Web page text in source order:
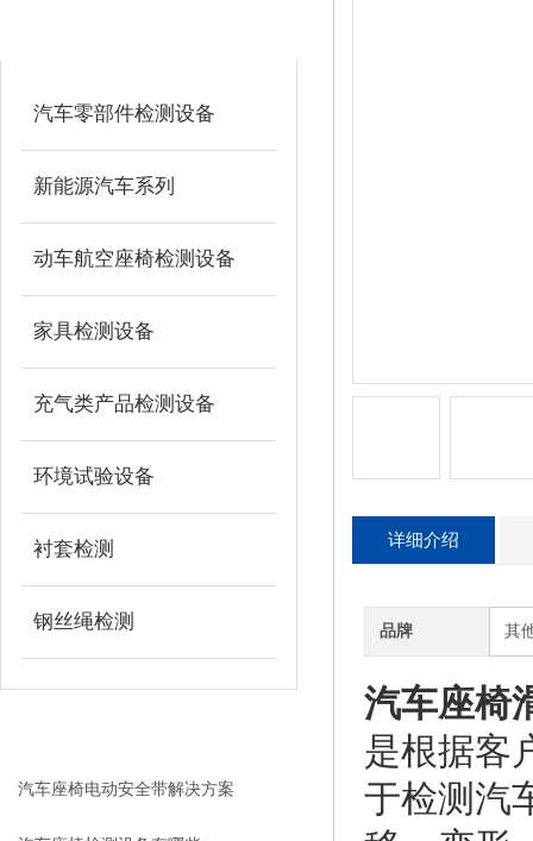
汽车零部件检测设备
新能源汽车系列
动车航空座椅检测设备
家具检测设备
充气类产品检测设备
环境试验设备
衬套检测
钢丝绳检测
汽车座椅电动安全带解决方案
详细介绍
品牌 其
汽车座椅
是根据客
于检测汽